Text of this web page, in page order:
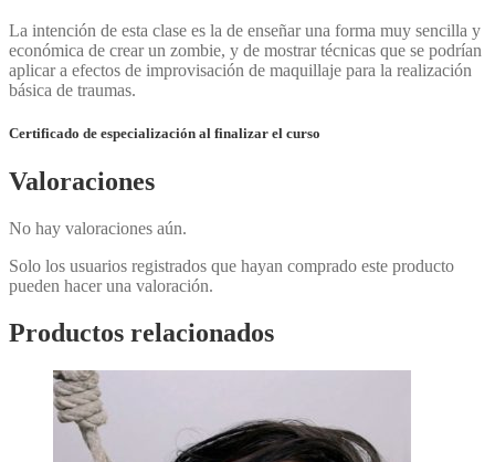
La intención de esta clase es la de enseñar una forma muy sencilla y
económica de crear un zombie, y de mostrar técnicas que se podrían
aplicar a efectos de improvisación de maquillaje para la realización
básica de traumas.
Certificado de especialización al finalizar el curso
Valoraciones
No hay valoraciones aún.
Solo los usuarios registrados que hayan comprado este producto
pueden hacer una valoración.
Productos relacionados